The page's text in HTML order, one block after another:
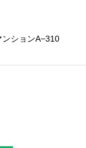
ションA−310